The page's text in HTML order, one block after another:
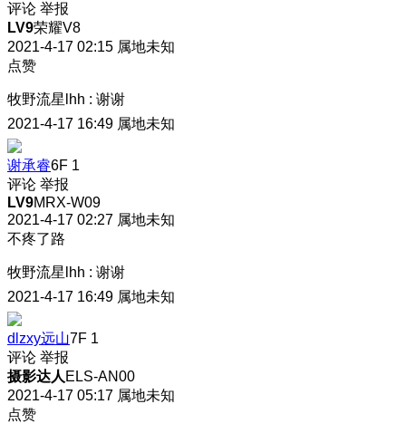
评论 举报
LV9荣耀V8
2021-4-17 02:15 属地未知
点赞
牧野流星lhh : 谢谢
2021-4-17 16:49 属地未知
谢承睿6F 1
评论 举报
LV9MRX-W09
2021-4-17 02:27 属地未知
不疼了路
牧野流星lhh : 谢谢
2021-4-17 16:49 属地未知
dlzxy远山7F 1
评论 举报
摄影达人 ELS-AN00
2021-4-17 05:17 属地未知
点赞